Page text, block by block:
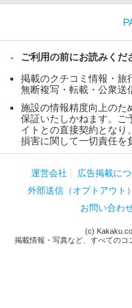
ご利用の前にお読みくだ
掲載のクチコミ情報・旅
無断複写・転載・公衆送
施設の情報精度向上のた
保証いたしかねます。ご
イトとの直接契約となり
損害に関して一切責任を
運営会社 広告掲載に
外部送信（オプトアウト）
お問い合わ
(c)
掲載情報・写真など、すべてのコ